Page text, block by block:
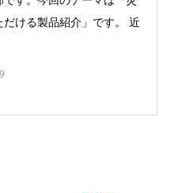
ける製品紹介」です。 近